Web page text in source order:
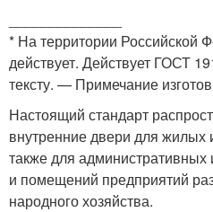
* На территории Российской
действует. Действует ГОСТ
тексту. — Примечание
Настоящий стандарт
внутренние двери для
также для административных
и помещений предприятий
народного хозяйства.